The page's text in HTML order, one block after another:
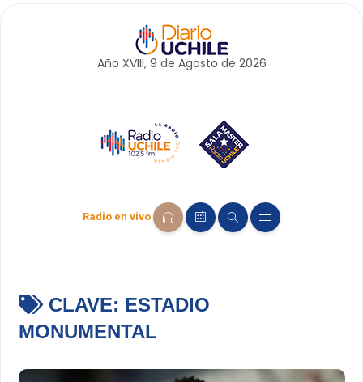
Año XVIII, 9 de Agosto de 2026
Radio en vivo
CLAVE: ESTADIO
MONUMENTAL